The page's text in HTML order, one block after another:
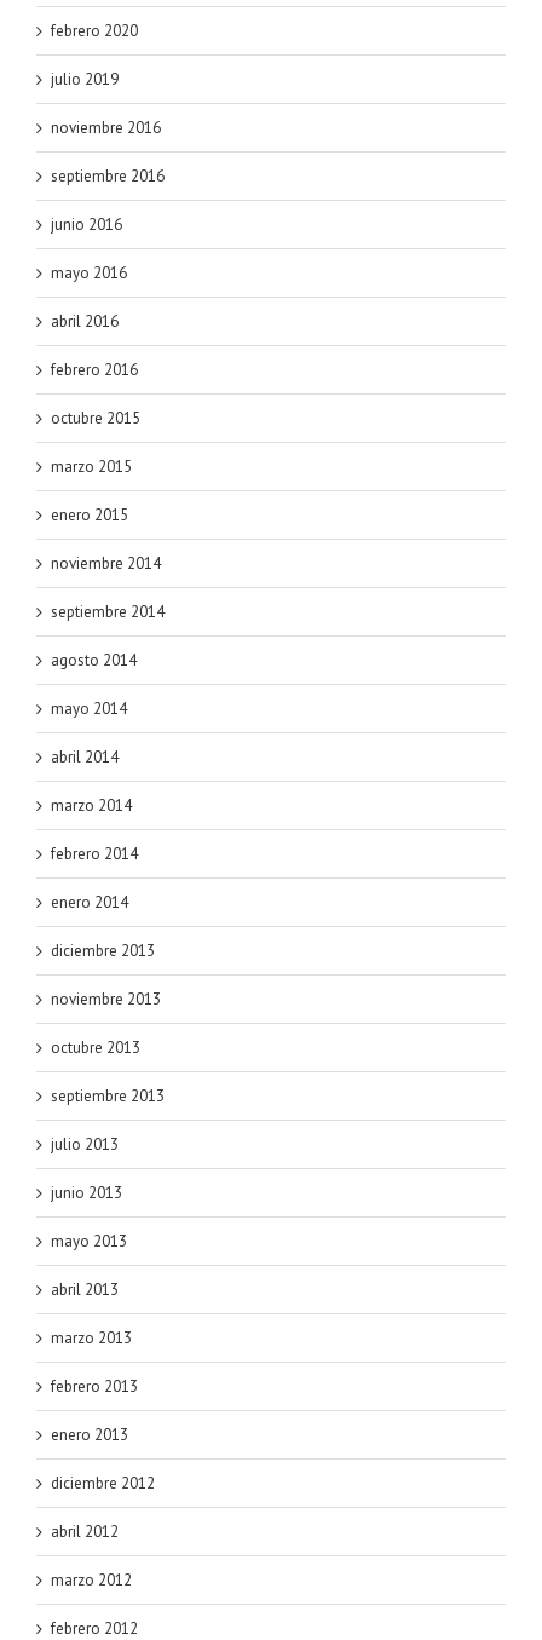
febrero 2020
julio 2019
noviembre 2016
septiembre 2016
junio 2016
mayo 2016
abril 2016
febrero 2016
octubre 2015
marzo 2015
enero 2015
noviembre 2014
septiembre 2014
agosto 2014
mayo 2014
abril 2014
marzo 2014
febrero 2014
enero 2014
diciembre 2013
noviembre 2013
octubre 2013
septiembre 2013
julio 2013
junio 2013
mayo 2013
abril 2013
marzo 2013
febrero 2013
enero 2013
diciembre 2012
abril 2012
marzo 2012
febrero 2012